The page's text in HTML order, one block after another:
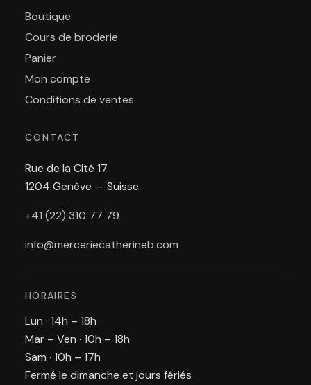
Boutique
Cours de broderie
Panier
Mon compte
Conditions de ventes
CONTACT
Rue de la Cité 17
1204 Genève — Suisse
+41 (22) 310 77 79
info@merceriecatherineb.com
HORAIRES
Lun · 14h – 18h
Mar – Ven · 10h – 18h
Sam · 10h – 17h
Fermé le dimanche et jours fériés